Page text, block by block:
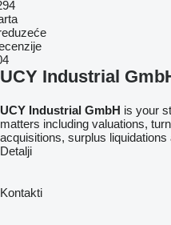
UCY Industrial
UCY Industrial GmbH is your
matters including valuations,
acquisitions, surplus
Detalji
Kontakti